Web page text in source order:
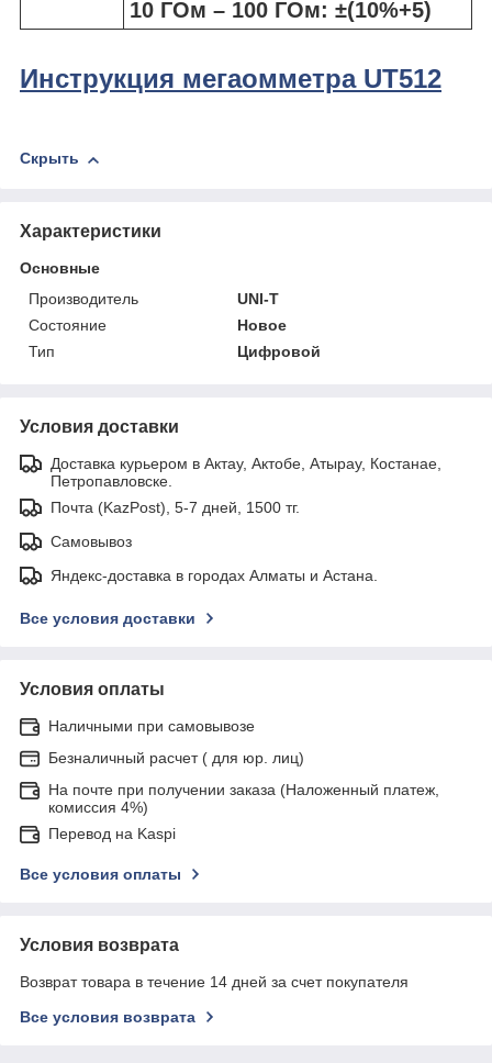
10 ГОм – 100 ГОм: ±(10%+5)
Инструкция мегаомметра UT512
Скрыть
Характеристики
Основные
Производитель
UNI-T
Состояние
Новое
Тип
Цифровой
Условия доставки
Доставка курьером в Актау, Актобе, Атырау, Костанае,
Петропавловске.
Почта (KazPost), 5-7 дней, 1500 тг.
Самовывоз
Яндекс-доставка в городах Алматы и Астана.
Все условия доставки
Условия оплаты
Наличными при самовывозе
Безналичный расчет ( для юр. лиц)
На почте при получении заказа (Наложенный платеж,
комиссия 4%)
Перевод на Kaspi
Все условия оплаты
Условия возврата
Возврат товара в течение 14 дней за счет покупателя
Все условия возврата